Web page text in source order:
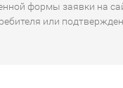
формы заявки на
или